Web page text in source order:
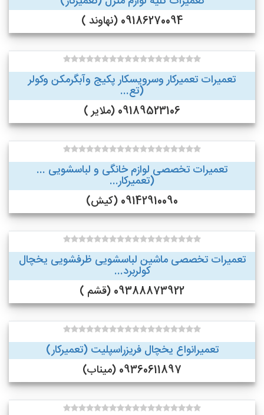
09186270094 (نهاوند )
تعمیرات تعمیرکار وسرویسکار پکیج وآبگرمکن وکولر
(تع...
09189523106 (ملایر )
تعمیرات تخصصی لوازم خانگی و لباسشویی ...
(تعمیرکار...
09142910090 (کیش)
تعمیرات تخصصی ماشین لباسشویی ظرفشویی یخچال
کولربرد...
09388873922 (قشم )
تعمیرانواع یخچال فریزراسپلیت (تعمیرکار)
09360611897 (میناب)